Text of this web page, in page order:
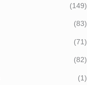
(149)
(83)
(71)
(82)
(1)